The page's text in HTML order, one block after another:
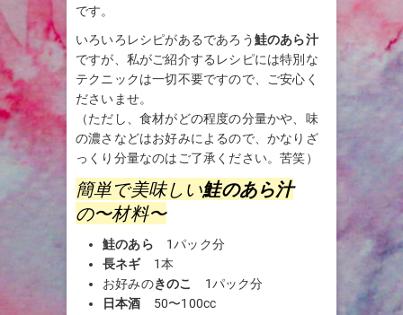
です。
いろいろレシピがあるであろう鮭のあら汁
ですが、私がご紹介するレシピには特別な
テクニックは一切不要ですので、ご安心く
ださいませ。
（ただし、食材がどの程度の分量かや、味
の濃さなどはお好みによるので、かなりざ
っくり分量なのはご了承ください。苦笑）
簡単で美味しい鮭のあら汁
の〜材料〜
鮭のあら 1パック分
長ネギ1本
お好みのきのこ
1パック分
日本酒 50〜100cc